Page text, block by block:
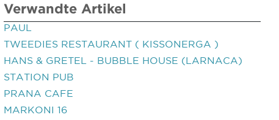
Verwandte Artikel
PAUL
TWEEDIES RESTAURANT ( KISSONERGA )
HANS & GRETEL - BUBBLE HOUSE (LARNACA)
STATION PUB
PRANA CAFE
MARKONI 16